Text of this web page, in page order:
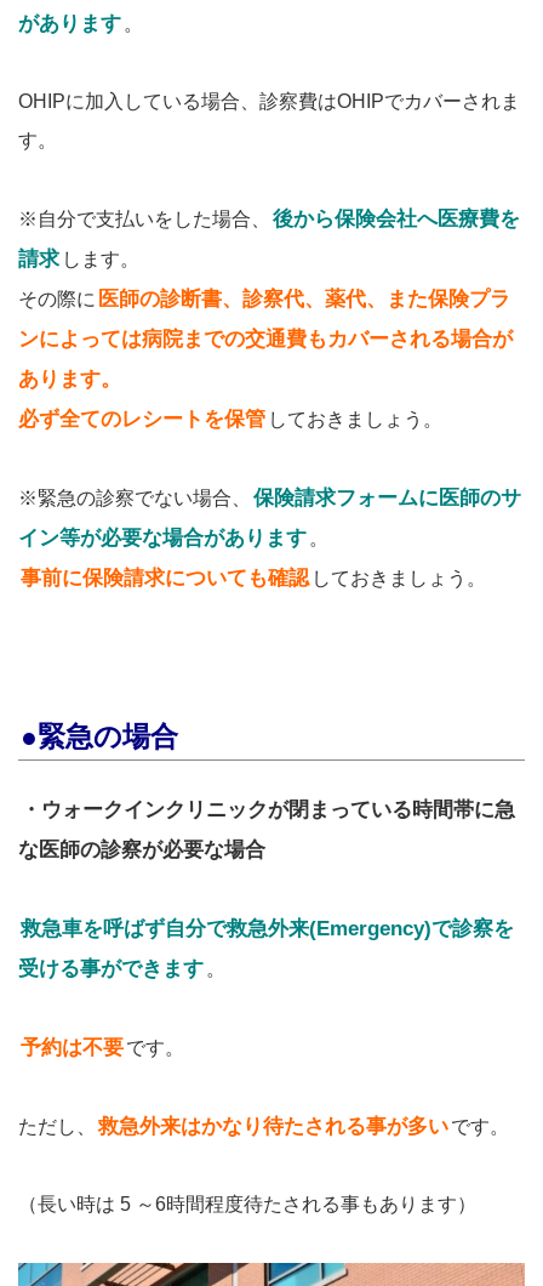
があります 。
OHIPに加入している場合、診察費はOHIPでカバーされま
す。
※自分で支払いをした場合、
後から保険会社へ医療費を
請求 します。
その際に 医師の診断書、診察代、薬代、また保険プラ
ンによっては病院までの交通費もカバーされる場合が
あります。
必ず全てのレシートを保管 しておきましょう。
※緊急の診察でない場合、
保険請求フォームに医師のサ
イン等が必要な場合があります 。
事前に保険請求についても確認 しておきましょう。
●緊急の場合
・ウォークインクリニックが閉まっている時間帯に急
な医師の診察が必要な場合
救急車を呼ばず自分で救急外来(Emergency)で診察を
受ける事ができます 。
予約は不要です。
ただし、 救急外来はかなり待たされる事が多いです。
（長い時は 5 ～6時間程度待たされる事もあります）